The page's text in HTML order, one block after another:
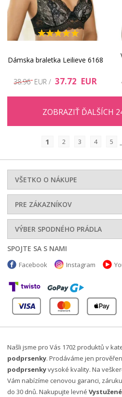
Dámska braletka Leilieve 6168
38.96 EUR / 37.72 EUR
ZOBRAZIŤ ĎALŠÍCH
1 2 3 4 5
VŠETKO O NÁKUPE
PRE ZÁKAZNÍKOV
VÝBER SPODNÉHO PRÁDLA
SPOJTE SA S NAMI
Facebook Instagram
Našli jsme pro Vás 1702 produktů v
podprsenky. Prodáváme jen
podprsenkyvysoké kvality. Na
Vám nabízíme cenovou garanci,
do 30 dnů. Nakupujte levné